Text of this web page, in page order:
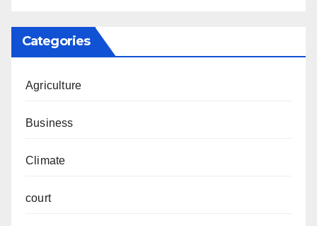
Categories
Agriculture
Business
Climate
court